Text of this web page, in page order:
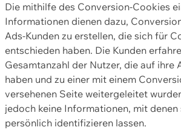
Die mithilfe des Conversion-Cookies
Informationen dienen dazu,
Ads-Kunden zu erstellen, die sich für
entschieden haben. Die Kunden
Gesamtanzahl der Nutzer, die auf ihre
haben und zu einer mit einem
versehenen Seite weitergeleitet
jedoch keine Informationen, mit denen
persönlich identifizieren lassen.